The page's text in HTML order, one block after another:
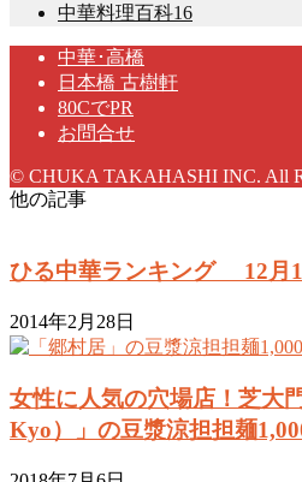
中華料理百科16
中華･高橋
日本橋 古樹軒
80CでPR
お問合せ
© CHUKA TAKAHASHI INC. All
他の記事
ひる中華ランキング 12月
2014年2月28日
女性に人気の穴場店！芝大
Kyo）」の豆漿涼担担麺